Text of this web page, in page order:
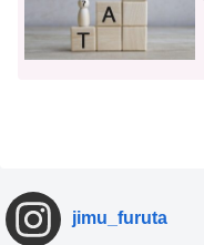
jimu_furuta